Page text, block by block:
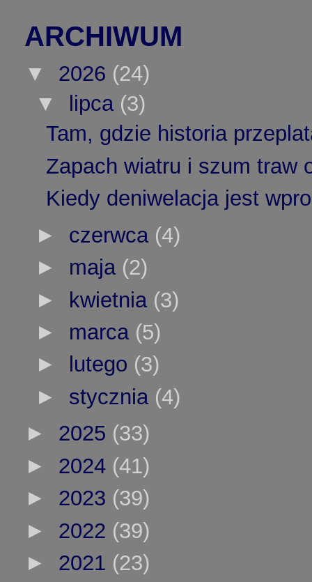
ARCHIWUM
▼ 2026 (24)
▼
lipca (3)
Tam, gdzie historia
Zapach wiatru i szum traw
Kiedy deniwelacja jest
► czerwca (4)
► maja (2)
► kwietnia (3)
► marca (5)
►
lutego (3)
► stycznia (4)
► 2025 (33)
► 2024 (41)
► 2023 (39)
► 2022 (39)
► 2021 (23)